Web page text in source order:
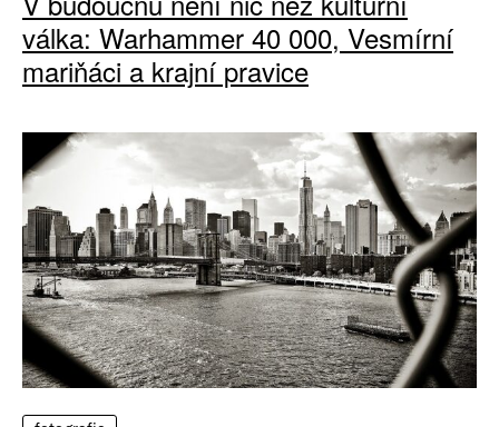
válka: Warhammer 40 000, Vesmírní
mariňáci a krajní pravice